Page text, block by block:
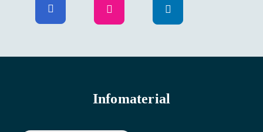
Infomaterial